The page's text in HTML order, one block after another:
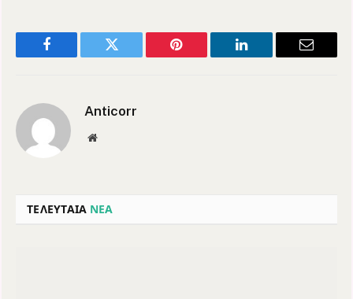
Facebook Twitter Pinterest LinkedIn Email
Anticorr
Website
ΤΕΛΕΥΤΑΙΑ ΝΕΑ